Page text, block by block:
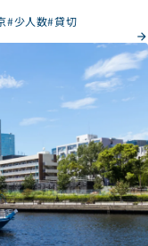
#少人数#貸切